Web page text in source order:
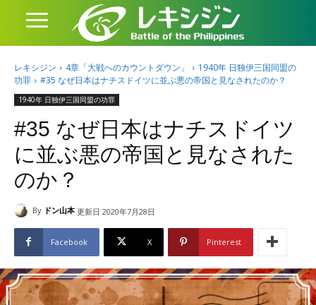
レキシジン 4章「大戦へのカウントダウン」
1940年 日独伊三国同盟の
功罪
#35 なぜ日本はナチスドイツに並ぶ悪の帝国と見なされたのか？
1940年 日独伊三国同盟の功罪
#35 なぜ日本はナチスドイツ
に並ぶ悪の帝国と見なされた
のか？
By ドン山本 更新日 2020年7月28日
Facebook X Pinterest